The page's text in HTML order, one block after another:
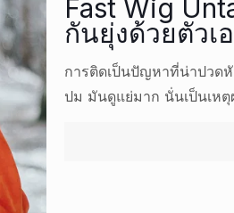
Fast Wig
กันยุ่งด้วยตัวเ
การติดเป็นปัญหาที่น่าปวด
ปม มันดูแย่มาก นั่นเป็นเห